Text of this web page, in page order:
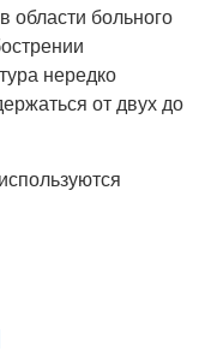
области больного
нередко
от двух до